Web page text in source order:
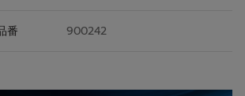
番 900242